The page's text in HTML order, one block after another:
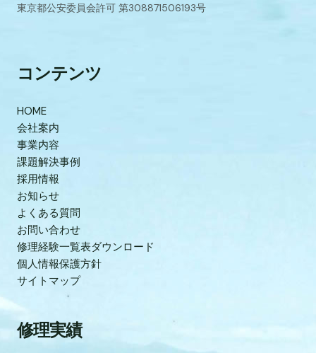
東京都公安委員会許可 第308871506193号
コンテンツ
HOME
会社案内
事業内容
課題解決事例
採用情報
お知らせ
よくある質問
お問い合わせ
修理経験一覧表ダウンロード
個人情報保護方針
サイトマップ
修理実績